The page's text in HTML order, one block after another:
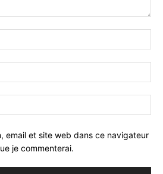
email et site web dans ce navigateur
je commenterai.